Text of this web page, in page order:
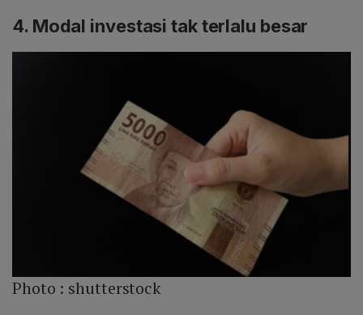
4. Modal investasi tak terlalu besar
Photo : shutterstock